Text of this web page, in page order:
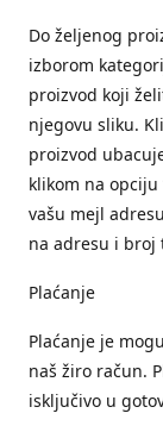
Do željenog
izborom
proizvod koji
njegovu sliku.
proizvod
klikom na
vašu mejl
na adresu i broj
Plaćanje
Plaćanje je
naš žiro račun.
isključivo u